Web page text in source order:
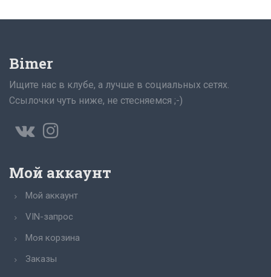
Bimer
Ищите нас в клубе, а лучше в социальных сетях.
Ссылочки чуть ниже, не стесняемся ;-)
Мой аккаунт
Мой аккаунт
VIN-запрос
Моя корзина
Заказы